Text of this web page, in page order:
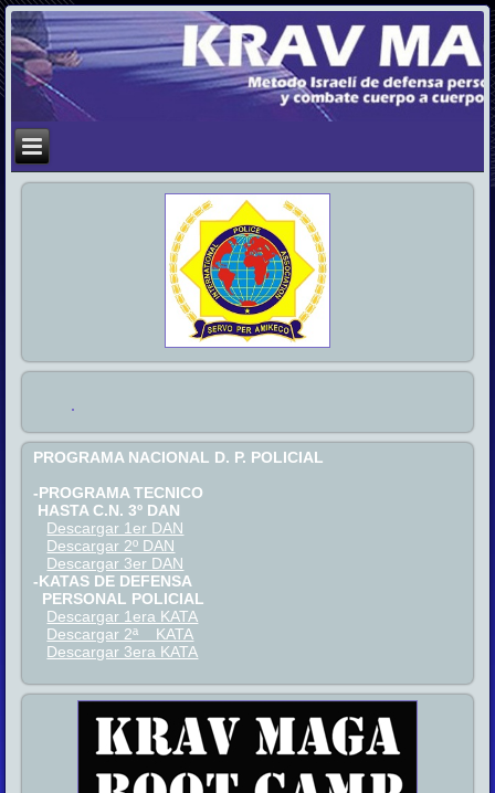
PROGRAMA NACIONAL D. P. POLICIAL
-PROGRAMA TECNICO
HASTA C.N. 3º DAN
Descargar 1er DAN
Descargar 2º DAN
Descargar 3er DAN
-KATAS DE DEFENSA
PERSONAL POLICIAL
Descargar 1era KATA
Descargar 2ª KATA
Descargar 3era KATA